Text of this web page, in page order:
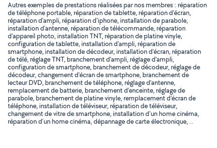
Autres exemples de prestations réalisées par nos membres : réparation
de téléphone portable, réparation de tablette, réparation d'écran,
réparation d'ampli, réparation d'iphone, installation de parabole,
installation d'antenne, réparation de télécommande, réparation
d'appareil photo, installation TNT, réparation de platine vinyle,
configuration de tablette, installation d'ampli, réparation de
smartphone, installation de décodeur, installation d'écran, réparation
de télé, réglage TNT, branchement d'ampli, réglage d'ampli,
configuration de smartphone, branchement de décodeur, réglage de
décodeur, changement d'écran de smartphone, branchement de
lecteur DVD, branchement de téléphone, réglage d'antenne,
remplacement de batterie, branchement d'enceinte, réglage de
parabole, branchement de platine vinyle, remplacement d'écran de
téléphone, installation de téléviseur, réparation de téléviseur,
changement de vitre de smartphone, installation d'un home cinéma,
réparation d'un home cinéma, dépannage de carte électronique, ..